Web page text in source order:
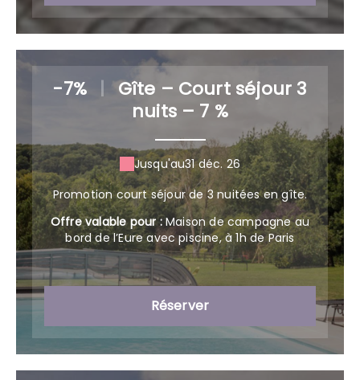
-7% | Gîte – Court séjour 3
nuits – 7 %
Jusqu'au31 déc. 26
Promotion court séjour de 3 nuitées en gîte.
Offre valable pour : Maison de campagne au
bord de l’Eure avec piscine, à 1h de Paris
Réserver